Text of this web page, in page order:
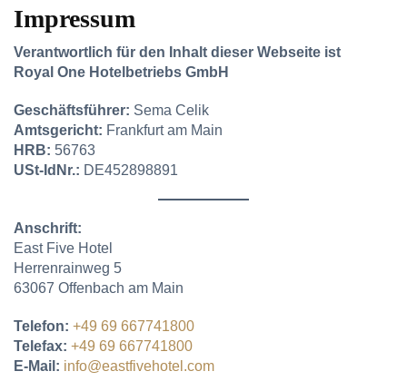
Impressum
Verantwortlich für den Inhalt dieser Webseite ist
Royal One Hotelbetriebs GmbH
Geschäftsführer: Sema Celik
Amtsgericht: Frankfurt am Main
HRB: 56763
USt-IdNr.: DE452898891
Anschrift:
East Five Hotel
Herrenrainweg 5
63067 Offenbach am Main
Telefon: +49 69 667741800
Telefax: +49 69 667741800
E-Mail: info@eastfivehotel.com